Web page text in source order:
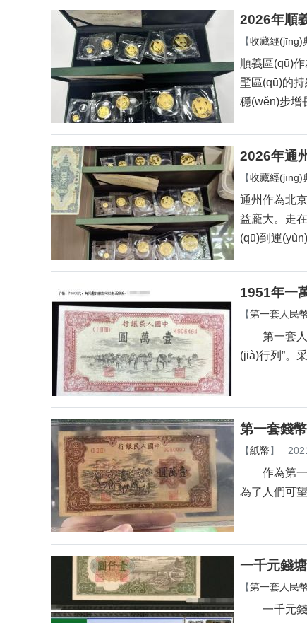
2026年順
【收藏經(jīng)
順義區(qū)作
墅區(qū)的持
穩(wěn)步增
2026年通
【收藏經(jīng)
通州作為北京
益龐大。
(qū)到運
1951年一
【第一套人民
第一套人民
(jià)行列”。
第一套錢
【紙幣】
作為第一套
為了人們可望
一千元錢
【第一套人民
一千元錢